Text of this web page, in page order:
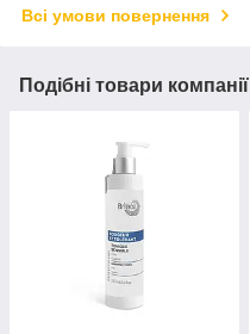
Всі умови повернення
Подібні товари компанії